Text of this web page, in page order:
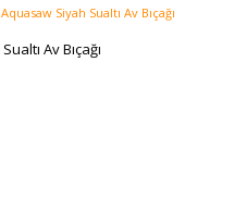
Aquasaw Siyah Sualtı Av Bıçağı